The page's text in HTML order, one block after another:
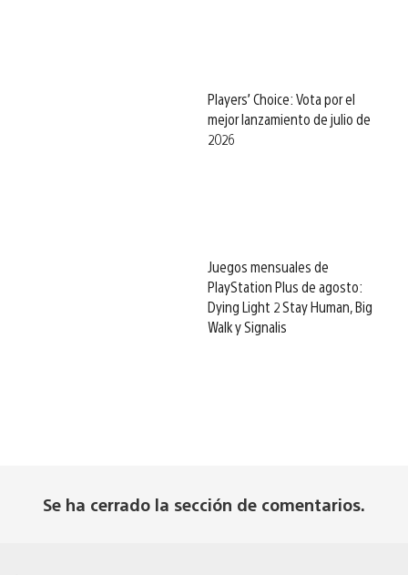
Players’ Choice: Vota por el
mejor lanzamiento de julio de
2026
Juegos mensuales de
PlayStation Plus de agosto:
Dying Light 2 Stay Human, Big
Walk y Signalis
Se ha cerrado la sección de comentarios.